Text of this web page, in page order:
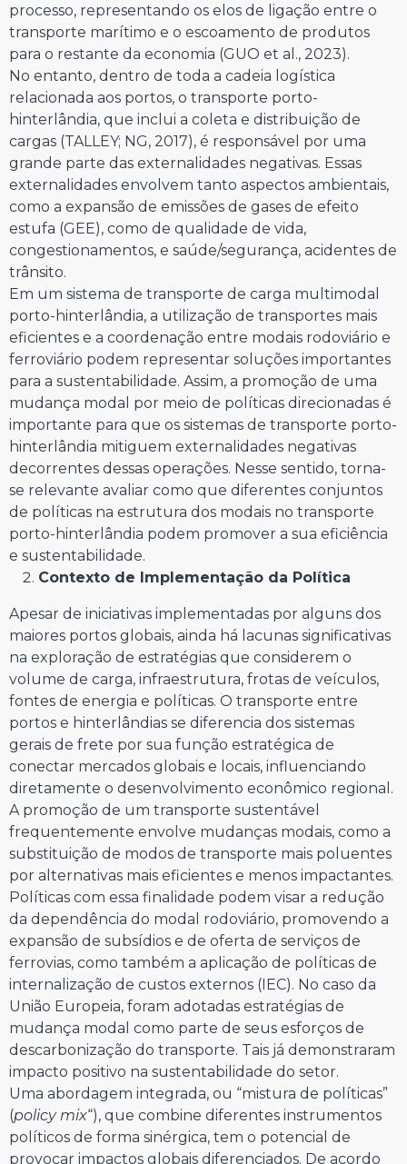
processo, representando os elos de ligação entre o
transporte marítimo e o escoamento de produtos
para o restante da economia (GUO et al., 2023).
No entanto, dentro de toda a cadeia logística
relacionada aos portos, o transporte porto-
hinterlândia, que inclui a coleta e distribuição de
cargas (TALLEY; NG, 2017), é responsável por uma
grande parte das externalidades negativas. Essas
externalidades envolvem tanto aspectos ambientais,
como a expansão de emissões de gases de efeito
estufa (GEE), como de qualidade de vida,
congestionamentos, e saúde/segurança, acidentes de
trânsito.
Em um sistema de transporte de carga multimodal
porto-hinterlândia, a utilização de transportes mais
eficientes e a coordenação entre modais rodoviário e
ferroviário podem representar soluções importantes
para a sustentabilidade. Assim, a promoção de uma
mudança modal por meio de políticas direcionadas é
importante para que os sistemas de transporte porto-
hinterlândia mitiguem externalidades negativas
decorrentes dessas operações. Nesse sentido, torna-
se relevante avaliar como que diferentes conjuntos
de políticas na estrutura dos modais no transporte
porto-hinterlândia podem promover a sua eficiência
e sustentabilidade.
Contexto de Implementação da Política
Apesar de iniciativas implementadas por alguns dos
maiores portos globais, ainda há lacunas significativas
na exploração de estratégias que considerem o
volume de carga, infraestrutura, frotas de veículos,
fontes de energia e políticas. O transporte entre
portos e hinterlândias se diferencia dos sistemas
gerais de frete por sua função estratégica de
conectar mercados globais e locais, influenciando
diretamente o desenvolvimento econômico regional.
A promoção de um transporte sustentável
frequentemente envolve mudanças modais, como a
substituição de modos de transporte mais poluentes
por alternativas mais eficientes e menos impactantes.
Políticas com essa finalidade podem visar a redução
da dependência do modal rodoviário, promovendo a
expansão de subsídios e de oferta de serviços de
ferrovias, como também a aplicação de políticas de
internalização de custos externos (IEC). No caso da
União Europeia, foram adotadas estratégias de
mudança modal como parte de seus esforços de
descarbonização do transporte. Tais já demonstraram
impacto positivo na sustentabilidade do setor.
Uma abordagem integrada, ou “mistura de políticas”
(policy mix“), que combine diferentes instrumentos
políticos de forma sinérgica, tem o potencial de
provocar impactos globais diferenciados. De acordo